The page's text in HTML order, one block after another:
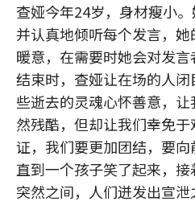
查娅今年24岁，身材瘦小。
并认真地倾听每个发言，
暖意，在需要时她会对发
结束时，查娅让在场的人
些逝去的灵魂心怀善意，
然残酷，但却让我们幸免
证，我们要更加团结，要向
直到一个孩子笑了起来，接
突然之间，人们迸发出宣泄